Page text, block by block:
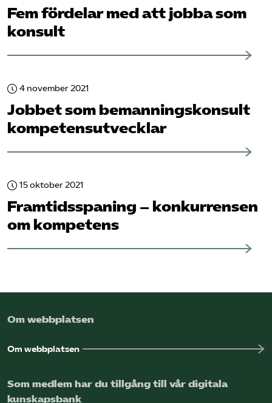
Fem fördelar med att jobba som
konsult
4 november 2021
Jobbet som bemanningskonsult
kompetensutvecklar
15 oktober 2021
Framtidsspaning – konkurrensen
om kompetens
Om webbplatsen
Om webbplatsen
Som medlem har du tillgång till vår digitala
kunskapsbank